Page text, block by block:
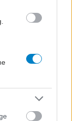
τους μυς
ένα